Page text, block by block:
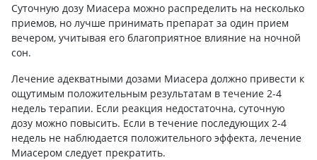
Суточную дозу Миасера ​​можно распределить на несколько
приемов, но лучше принимать препарат за один прием
вечером, учитывая его благоприятное влияние на ночной
сон.
Лечение адекватными дозами Миасера ​​должно привести к
ощутимым положительным результатам в течение 2-4
недель терапии. Если реакция недостаточна, суточную
дозу можно повысить. Если в течение последующих 2-4
недель не наблюдается положительного эффекта, лечение
Миасером следует прекратить.